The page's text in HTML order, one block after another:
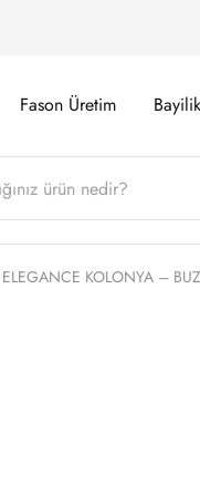
Fason Üretim Bayilik
ELEGANCE KOLONYA –